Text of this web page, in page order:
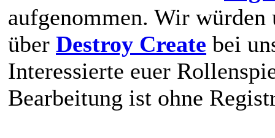
aufgenommen. Wir
über Destroy Create bei
Interessierte euer
Bearbeitung ist ohne